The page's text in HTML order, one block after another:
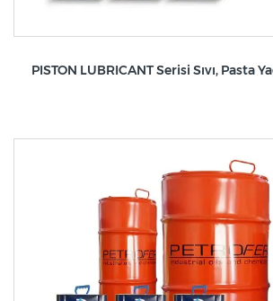
PISTON LUBRICANT Serisi Sıvı, Pasta